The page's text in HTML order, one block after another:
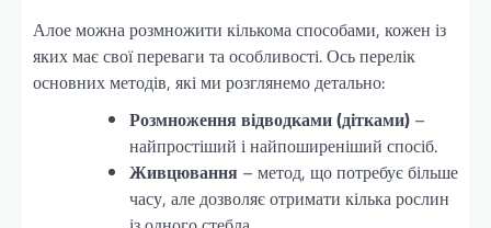
Алое можна розмножити кількома способами, кожен із
яких має свої переваги та особливості. Ось перелік
основних методів, які ми розглянемо детально:
Розмноження відводками (дітками) –
найпростіший і найпоширеніший спосіб.
Живцювання – метод, що потребує більше
часу, але дозволяє отримати кілька рослин